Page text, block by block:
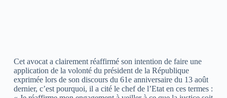
Cet avocat a clairement réaffirmé son intention de faire une
application de la volonté du président de la République
exprimée lors de son discours du 61e anniversaire du 13 août
dernier, c’est pourquoi, il a cité le chef de l’Etat en ces termes :